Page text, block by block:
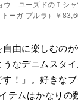
ウ ユーズドのＴシ
ーガ プルラ）￥
由に楽しむのが
なデニムスタ
！」。好きな
テムはかなりの